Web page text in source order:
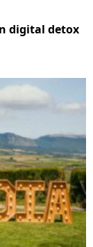
digital detox